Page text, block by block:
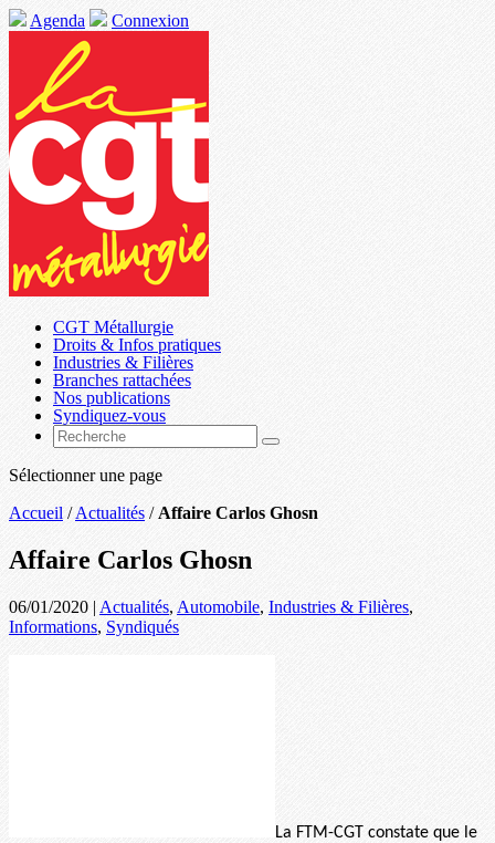
Agenda Connexion
CGT Métallurgie
Droits & Infos pratiques
Industries & Filières
Branches rattachées
Nos publications
Syndiquez-vous
Sélectionner une page
Accueil /Actualités / Affaire Carlos Ghosn
Affaire Carlos Ghosn
06/01/2020 | Actualités, Automobile, Industries & Filières,
Informations, Syndiqués
La FTM-CGT constate que le